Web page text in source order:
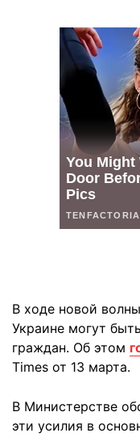
В ходе новой волны
Украине могут
граждан. Об этом
Times от 13 марта.
В Министерстве
эти усилия в